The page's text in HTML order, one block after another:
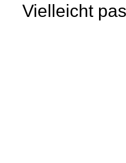
Vielleicht